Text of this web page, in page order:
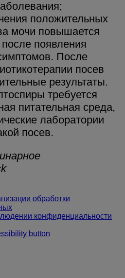
положительных
мочи повышается
появления
После
посев
результаты.
требуется
питательная среда,
лаборатории
посев.
обработки
конфиденциальности